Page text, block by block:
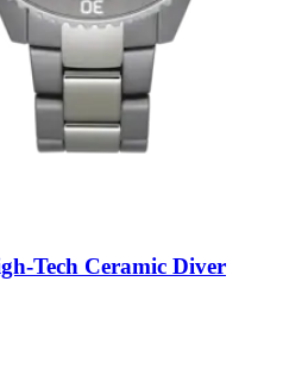
Tech Ceramic Diver